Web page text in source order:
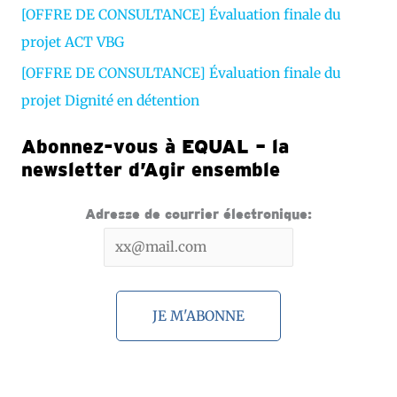
[OFFRE DE CONSULTANCE] Évaluation finale du
projet ACT VBG
[OFFRE DE CONSULTANCE] Évaluation finale du
projet Dignité en détention
Abonnez-vous à EQUAL – la
newsletter d’Agir ensemble
Adresse de courrier électronique: